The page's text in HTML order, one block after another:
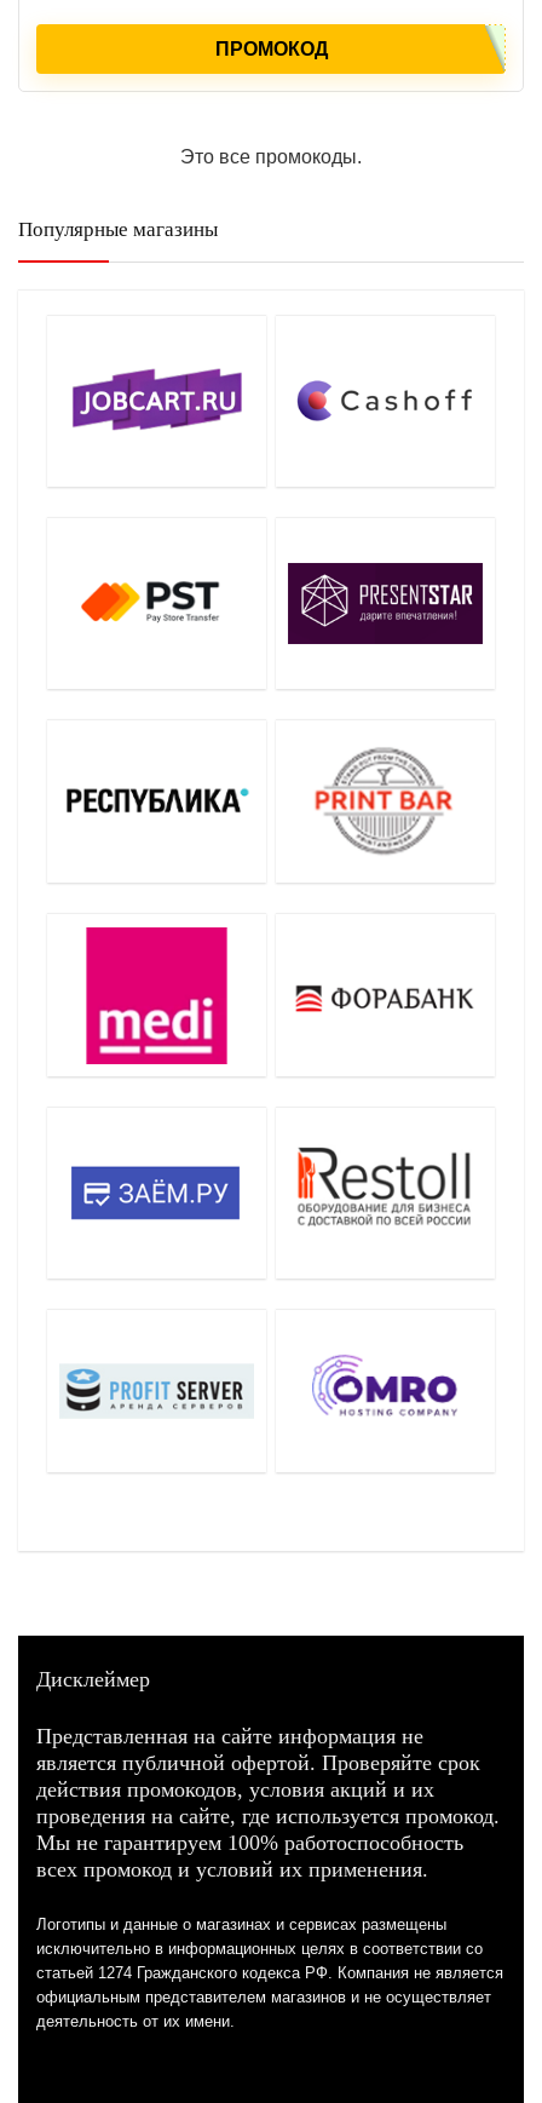
ПРОМОКОД
Это все промокоды.
Популярные магазины
Дисклеймер
Представленная на сайте информация не
является публичной офертой. Проверяйте срок
действия промокодов, условия акций и их
проведения на сайте, где используется промокод.
Мы не гарантируем 100% работоспособность
всех промокод и условий их применения.
Логотипы и данные о магазинах и сервисах размещены
исключительно в информационных целях в соответствии со
статьей 1274 Гражданского кодекса РФ. Компания не является
официальным представителем магазинов и не осуществляет
деятельность от их имени.